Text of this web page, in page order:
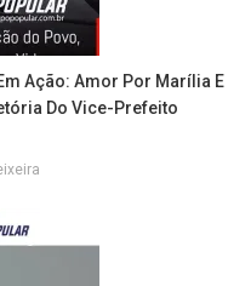
Ação: Amor Por Marília E
Do Vice-Prefeito